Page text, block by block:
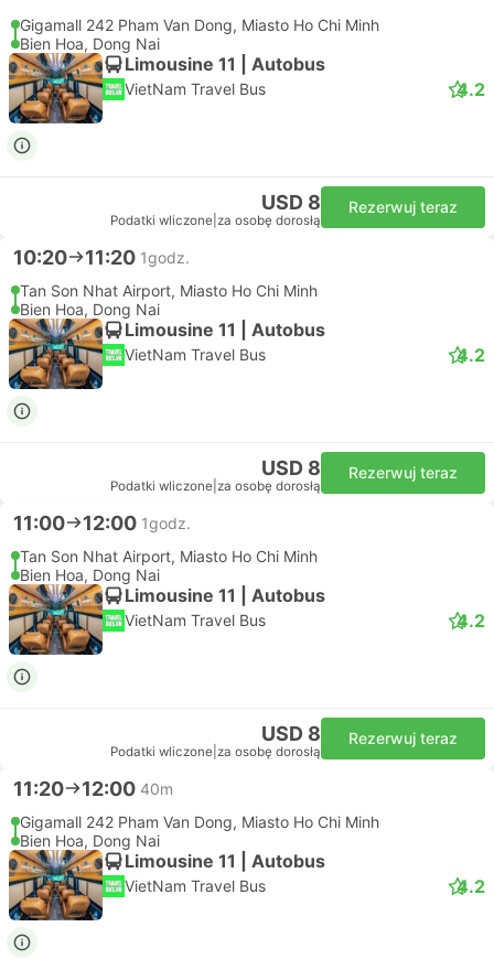
Gigamall 242 Pham Van Dong, Miasto Ho Chi Minh
Bien Hoa, Dong Nai
Limousine 11 | Autobus
VietNam Travel Bus 4.2
USD 8
Podatki wliczone za osobę dorosłą
Rezerwuj teraz
10:20 11:20 1godz.
Tan Son Nhat Airport, Miasto Ho Chi Minh
Bien Hoa, Dong Nai
Limousine 11 | Autobus
VietNam Travel Bus 4.2
USD 8
Podatki wliczone za osobę dorosłą
Rezerwuj teraz
11:00 12:00 1godz.
Tan Son Nhat Airport, Miasto Ho Chi Minh
Bien Hoa, Dong Nai
Limousine 11 | Autobus
VietNam Travel Bus 4.2
USD 8
Podatki wliczone za osobę dorosłą
Rezerwuj teraz
11:20 12:00 40m
Gigamall 242 Pham Van Dong, Miasto Ho Chi Minh
Bien Hoa, Dong Nai
Limousine 11 | Autobus
VietNam Travel Bus 4.2